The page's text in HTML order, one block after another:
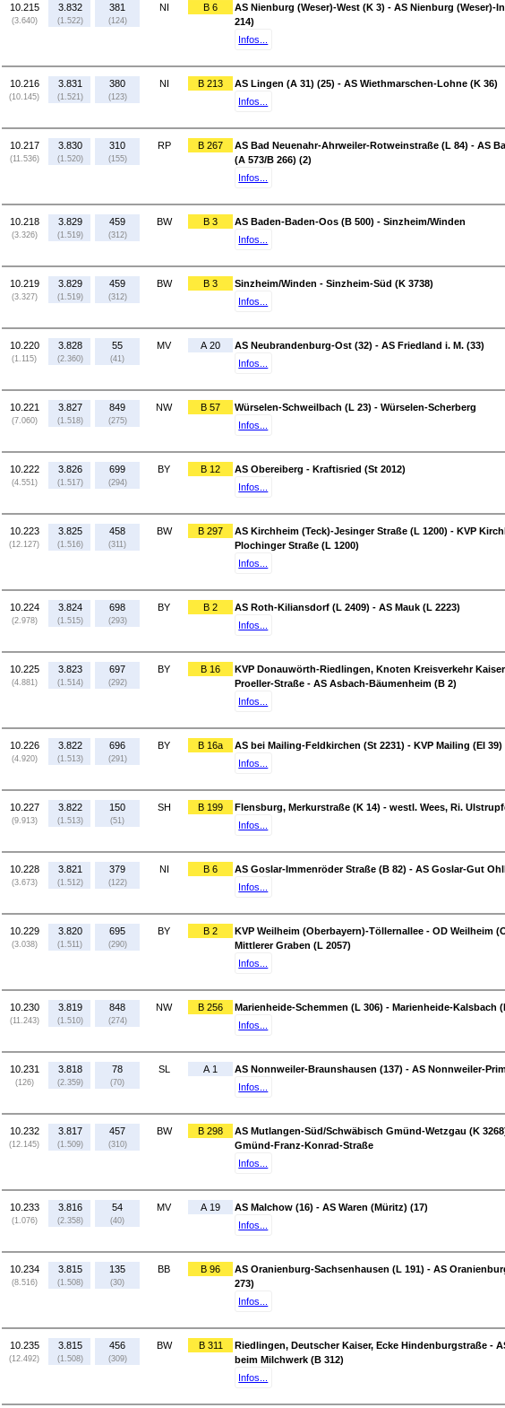
10.215
(3.640)
3.832
(1.522)
381
(124)
NI B 6
AS Nienburg (Weser)-West (K 3) - AS Nienburg (Weser)-
214)
Infos...
10.216
(10.145)
3.831
(1.521)
380
(123)
NI B 213
AS Lingen (A 31) (25) - AS Wiethmarschen-Lohne (K 36)
Infos...
10.217
(11.536)
3.830
(1.520)
310
(155)
RP B 267
AS Bad Neuenahr-Ahrweiler-Rotweinstraße (L 84) - AS
(A 573/B 266) (2)
Infos...
10.218
(3.326)
3.829
(1.519)
459
(312)
BW B 3
AS Baden-Baden-Oos (B 500) - Sinzheim/Winden
Infos...
10.219
(3.327)
3.829
(1.519)
459
(312)
BW B 3
Sinzheim/Winden - Sinzheim-Süd (K 3738)
Infos...
10.220
(1.115)
3.828
(2.360)
55
(41)
MV A 20
AS Neubrandenburg-Ost (32) - AS Friedland i. M. (33)
Infos...
10.221
(7.060)
3.827
(1.518)
849
(275)
NW B 57
Würselen-Schweilbach (L 23) - Würselen-Scherberg
Infos...
10.222
(4.551)
3.826
(1.517)
699
(294)
BY B 12
AS Obereiberg - Kraftisried (St 2012)
Infos...
10.223
(12.127)
3.825
(1.516)
458
(311)
BW B 297
AS Kirchheim (Teck)-Jesinger Straße (L 1200) - KVP
Plochinger Straße (L 1200)
Infos...
10.224
(2.978)
3.824
(1.515)
698
(293)
BY B 2
AS Roth-Kiliansdorf (L 2409) - AS Mauk (L 2223)
Infos...
10.225
(4.881)
3.823
(1.514)
697
(292)
BY B 16
KVP Donauwörth-Riedlingen, Knoten Kreisverkehr
Proeller-Straße - AS Asbach-Bäumenheim (B 2)
Infos...
10.226
(4.920)
3.822
(1.513)
696
(291)
BY B 16a
AS bei Mailing-Feldkirchen (St 2231) - KVP Mailing (EI 39)
Infos...
10.227
(9.913)
3.822
(1.513)
150
(51)
SH B 199
Flensburg, Merkurstraße (K 14) - westl. Wees, Ri.
Infos...
10.228
(3.673)
3.821
(1.512)
379
(122)
NI B 6
AS Goslar-Immenröder Straße (B 82) - AS Goslar-Gut
Infos...
10.229
(3.038)
3.820
(1.511)
695
(290)
BY B 2
KVP Weilheim (Oberbayern)-Töllernallee - OD Weilheim
Mittlerer Graben (L 2057)
Infos...
10.230
(11.243)
3.819
(1.510)
848
(274)
NW B 256
Marienheide-Schemmen (L 306) - Marienheide-Kalsbach
Infos...
10.231
(126)
3.818
(2.359)
78
(70)
SL A 1
AS Nonnweiler-Braunshausen (137) - AS Nonnweiler-
Infos...
10.232
(12.145)
3.817
(1.509)
457
(310)
BW B 298
AS Mutlangen-Süd/Schwäbisch Gmünd-Wetzgau (K
Gmünd-Franz-Konrad-Straße
Infos...
10.233
(1.076)
3.816
(2.358)
54
(40)
MV A 19
AS Malchow (16) - AS Waren (Müritz) (17)
Infos...
10.234
(8.516)
3.815
(1.508)
135
(30)
BB B 96
AS Oranienburg-Sachsenhausen (L 191) - AS
273)
Infos...
10.235
(12.492)
3.815
(1.508)
456
(309)
BW B 311
Riedlingen, Deutscher Kaiser, Ecke Hindenburgstraße -
beim Milchwerk (B 312)
Infos...